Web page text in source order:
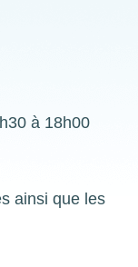
à 18h00
ainsi que les